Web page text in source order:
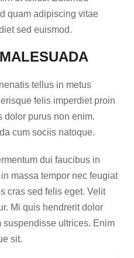
quam adipiscing vitae
sed euismod.
tellus in metus
felis imperdiet proin
dolor purus non enim.
cum sociis natoque.
dui faucibus in
massa tempor nec feugiat
cras sed felis eget. Velit
Mi quis hendrerit dolor
suspendisse ultrices. Enim
sit.